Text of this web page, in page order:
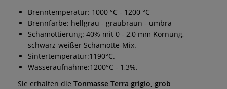
Brenntemperatur: 1000 °C - 1200 °C
Brennfarbe: hellgrau - graubraun - umbra
Schamottierung: 40% mit 0 - 2,0 mm Körnung,
schwarz-weißer Schamotte-Mix.
Sintertemperatur:1190°C.
Wasseraufnahme:1200°C - 1,3%.
Sie erhalten die Tonmasse Terra grigio, grob